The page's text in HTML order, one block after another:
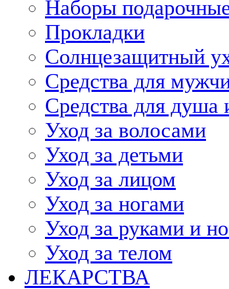
Наборы
Прокладки
Солнцезащитный
Средства для
Средства для душа
Уход за волосами
Уход за детьми
Уход за лицом
Уход за ногами
Уход за руками и
Уход за телом
ЛЕКАРСТВА